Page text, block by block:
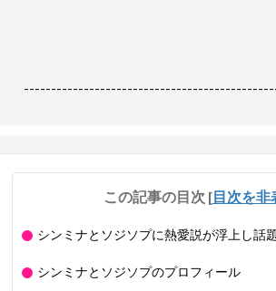
この記事の目次 [目次を非
シンミナとソジソプに熱愛説が浮上し話
シンミナとソジソプのプロフィール